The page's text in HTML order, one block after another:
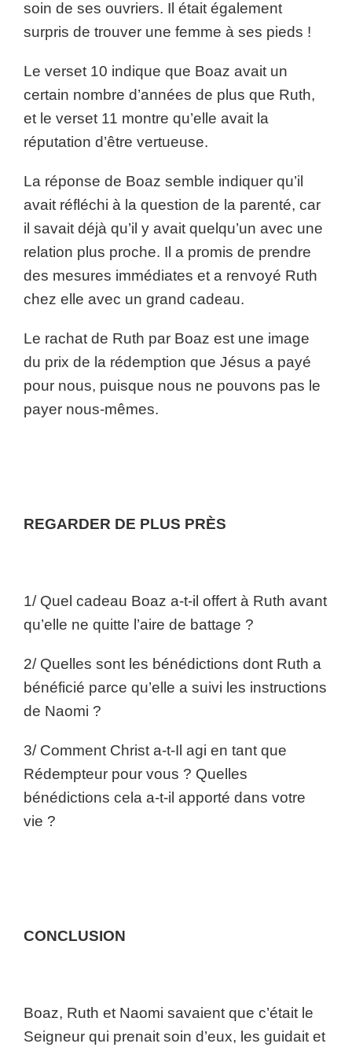
soin de ses ouvriers. Il était également
surpris de trouver une femme à ses pieds !
Le verset 10 indique que Boaz avait un
certain nombre d’années de plus que Ruth,
et le verset 11 montre qu’elle avait la
réputation d’être vertueuse.
La réponse de Boaz semble indiquer qu’il
avait réfléchi à la question de la parenté, car
il savait déjà qu’il y avait quelqu’un avec une
relation plus proche. Il a promis de prendre
des mesures immédiates et a renvoyé Ruth
chez elle avec un grand cadeau.
Le rachat de Ruth par Boaz est une image
du prix de la rédemption que Jésus a payé
pour nous, puisque nous ne pouvons pas le
payer nous-mêmes.
REGARDER DE PLUS PRÈS
1/ Quel cadeau Boaz a-t-il offert à Ruth avant
qu’elle ne quitte l’aire de battage ?
2/ Quelles sont les bénédictions dont Ruth a
bénéficié parce qu’elle a suivi les instructions
de Naomi ?
3/ Comment Christ a-t-Il agi en tant que
Rédempteur pour vous ? Quelles
bénédictions cela a-t-il apporté dans votre
vie ?
CONCLUSION
Boaz, Ruth et Naomi savaient que c’était le
Seigneur qui prenait soin d’eux, les guidait et